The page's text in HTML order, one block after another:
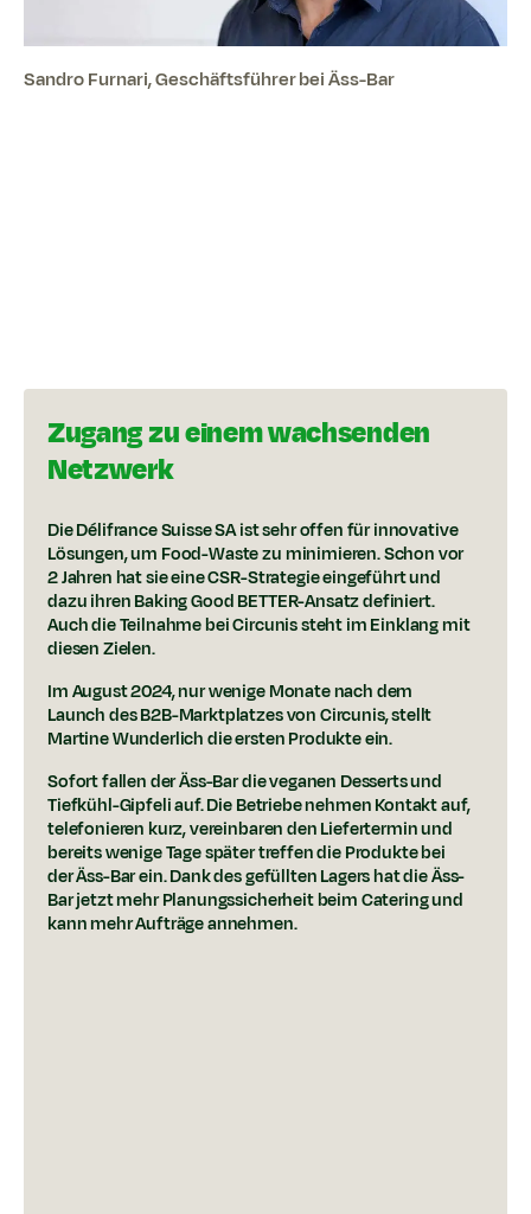
Sandro Furnari, Geschäftsführer bei Äss-Bar
Zugang zu einem wachsenden
Netzwerk
Die Délifrance Suisse SA ist sehr offen für innovative
Lösungen, um Food-Waste zu minimieren. Schon vor
2 Jahren hat sie eine CSR-Strategie eingeführt und
dazu ihren Baking Good BETTER-Ansatz definiert.
Auch die Teilnahme bei Circunis steht im Einklang mit
diesen Zielen.
Im August 2024, nur wenige Monate nach dem
Launch des B2B-Marktplatzes von Circunis, stellt
Martine Wunderlich die ersten Produkte ein.
Sofort fallen der Äss-Bar die veganen Desserts und
Tiefkühl-Gipfeli auf. Die Betriebe nehmen Kontakt auf,
telefonieren kurz, vereinbaren den Liefertermin und
bereits wenige Tage später treffen die Produkte bei
der Äss-Bar ein. Dank des gefüllten Lagers hat die Äss-
Bar jetzt mehr Planungssicherheit beim Catering und
kann mehr Aufträge annehmen.